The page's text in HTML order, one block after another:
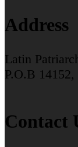
Address
Latin
P.O.B 14152,
Contact